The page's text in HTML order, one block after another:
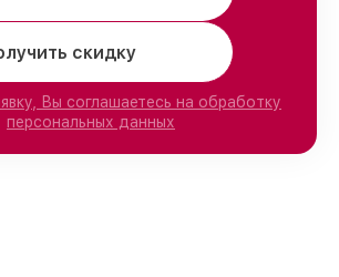
скидку
Вы соглашаетесь на обработку
персональных данных